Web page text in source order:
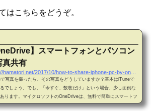
はこちらをどうぞ。
】スマートフォンとパソコン
真共有
写真を撮ったら、その写真をどうしていますか？基本はiTuneで
でしょう。でも、「今すぐ、数枚だけ」という場合、少し面倒な
ります。マイクロソフトのOneDriveは、無料で簡単にスマートフ
ソコンでファイルを共有することができます。本稿ではOneDrive